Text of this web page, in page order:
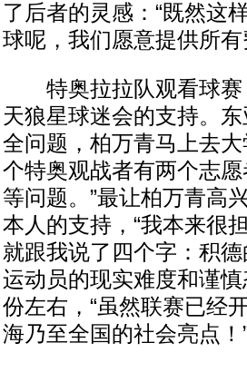
了后者的灵感：“既然这
球呢，我们愿意提供所有
特奥拉拉队观看球赛
天狼星球迷会的支持。
全问题，柏万青马上去
个特奥观战者有两个志
等问题。”最让柏万青高
本人的支持，“我本来很
就跟我说了四个字：积
运动员的现实难度和谨
份左右，“虽然联赛已经
海乃至全国的社会亮点！